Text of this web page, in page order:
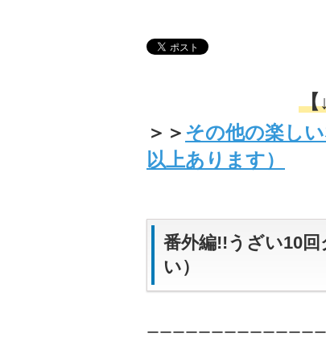
【
＞＞ その他の楽し
以上あります）
番外編!!うざい10
い）
ーーーーーーーーーーーーー